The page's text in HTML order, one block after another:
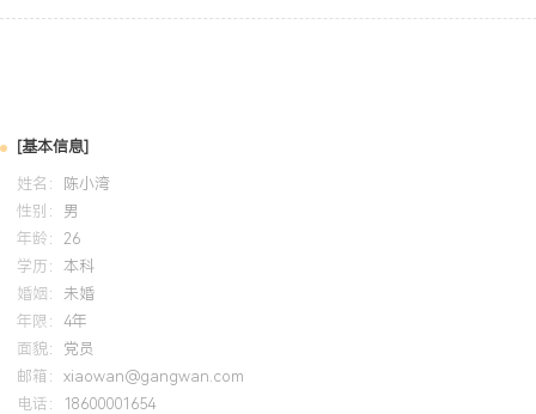
金蝶财务软件及Excel高级数据分析功能，参与模拟企业财务决策课
专业背景：10+年结算会计经验，专注财务流程优化与资金管理，主
与共享中心建设项目，年处理结算金额超XXX万元，错误率持续降低
行：策划并实施财务共享中心建设，整合分散流程，将结算效率提升
务规模扩张至XXX家客户。资源统筹：管理银行、税务、审计等多
与申报流程，节约资金成本XXX%，确保供应链与合规稳定。数据分
板，追踪结算准时率、成本节约等关键绩效指标，通过分析驱动流
缩短XXX%。个人特质：严谨细致，具备较强的跨部门沟通与问题解
计师证书，能够适应快节奏工作环境并推动团队协作。
[基本信息]
姓名：
陈小湾
性别： 男
年龄： 26
学历： 本科
婚姻： 未婚
年限： 4年
面貌： 党员
邮箱： xiaowan@gangwan.com
电话：
18600001654